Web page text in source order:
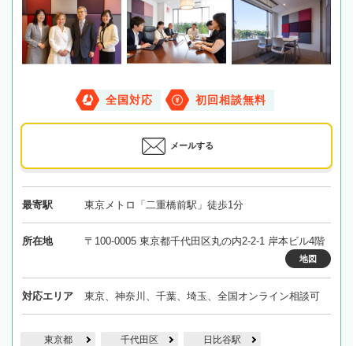
全国対応 初回相談無料
メールする
最寄駅 東京メトロ「二重橋前駅」徒歩1分
所在地 〒100-0005 東京都千代田区丸の内2-2-1 岸本ビル4階
地図
対応エリア 東京、神奈川、千葉、埼玉、全国オンライン相談可
東京都 千代田区 日比谷駅